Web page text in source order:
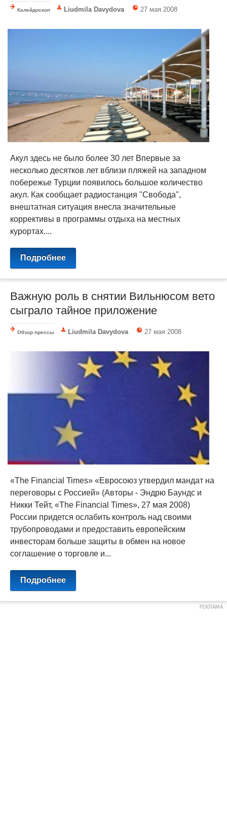
Калейдоскоп Liudmila Davydova 27 мая 2008
Акул здесь не было более 30 лет Впервые за
несколько десятков лет вблизи пляжей на западном
побережье Турции появилось большое количество
акул. Как сообщает радиостанция "Свобода",
внештатная ситуация внесла значительные
коррективы в программы отдыха на местных
курортах....
Подробнее
Важную роль в снятии Вильнюсом вето
сыграло тайное приложение
Обзор прессы Liudmila Davydova 27 мая 2008
«The Financial Times» «Евросоюз утвердил мандат на
переговоры с Россией» (Авторы - Эндрю Баундс и
Никки Тейт, «The Financial Times», 27 мая 2008)
России придется ослабить контроль над своими
трубопроводами и предоставить европейским
инвесторам больше защиты в обмен на новое
соглашение о торговле и...
Подробнее